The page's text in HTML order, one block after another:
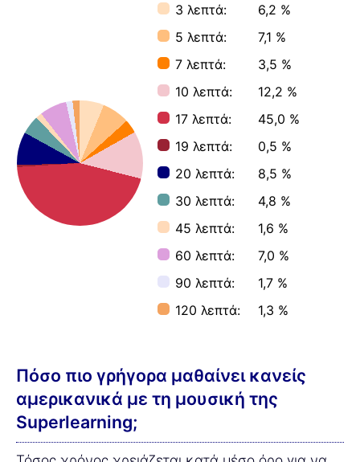
3 λεπτά:
6,2 %
5 λεπτά:
7,1 %
7 λεπτά:
3,5 %
10 λεπτά:
12,2 %
17 λεπτά:
45,0 %
19 λεπτά:
0,5 %
20 λεπτά:
8,5 %
30 λεπτά:
4,8 %
45 λεπτά:
1,6 %
60 λεπτά:
7,0 %
90 λεπτά:
1,7 %
120 λεπτά:
1,3 %
Πόσο πιο γρήγορα μαθαίνει κανείς
αμερικανικά με τη μουσική της
Superlearning;